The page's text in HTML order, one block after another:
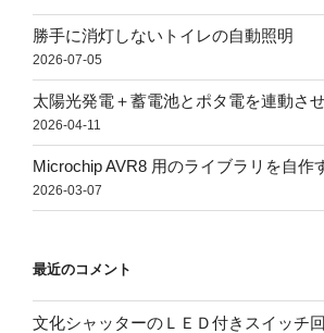
勝手に消灯しないトイレの自動照明
2026-07-05
太陽光発電＋蓄電池とポタ電を連動させ
2026-04-11
Microchip AVR8 用のライブラリを自作
2026-03-07
最近のコメント
文化シャッターのＬＥＤ付きスイッチ